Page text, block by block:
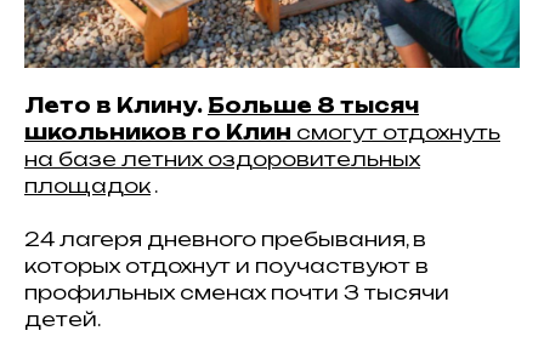
Лето в Клину. Больше 8 тысяч
школьников го Клин смогут отдохнуть
на базе летних оздоровительных
площадок .
24 лагеря дневного пребывания, в
которых отдохнут и поучаствуют в
профильных сменах почти 3 тысячи
детей.